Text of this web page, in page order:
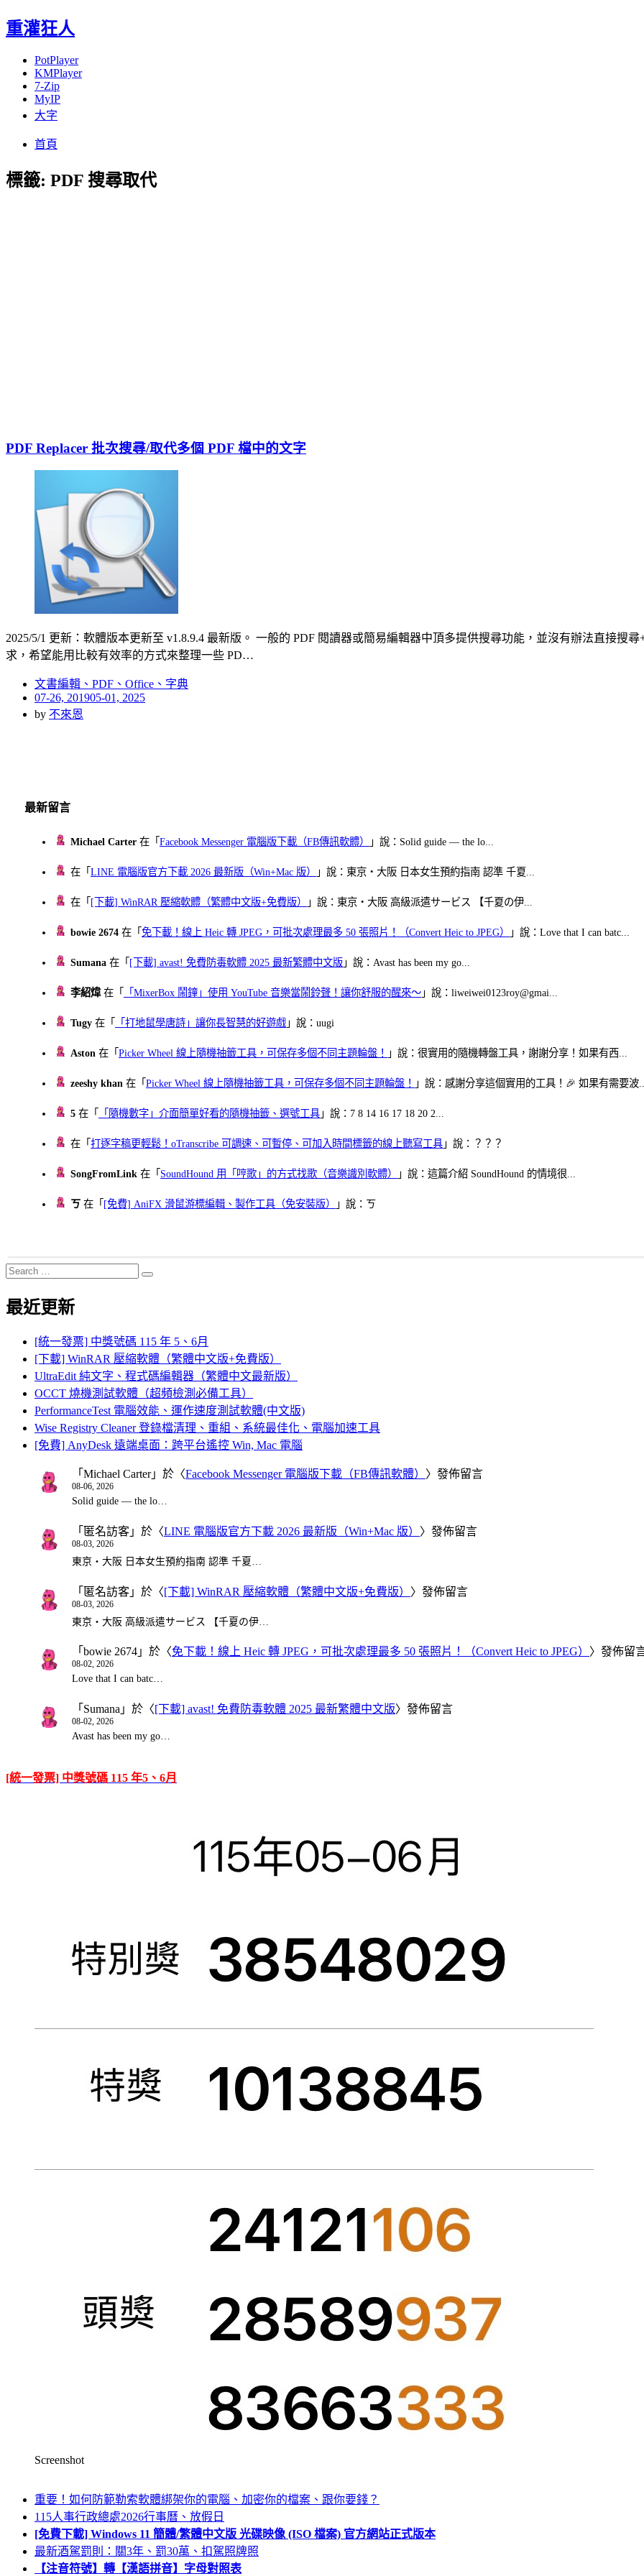
重灌狂人
PotPlayer
KMPlayer
7-Zip
MyIP
大字
首頁
標籤: PDF 搜尋取代
PDF Replacer 批次搜尋/取代多個 PDF 檔中的文字
2025/5/1 更新：軟體版本更新至 v1.8.9.4 最新版。 一般的 PDF 閱讀器或簡易編輯器中頂多提供搜尋功能，並沒有辦法直接搜
求，希望能用比較有效率的方式來整理一些 PD…
文書編輯、PDF、Office、字典
Posted
on
07-26, 201905-01, 2025
by 不來恩
最新留言
Michael Carter 在「Facebook Messenger 電腦版下載（FB傳訊軟體） 」說：Solid guide — the lo...
在「LINE 電腦版官方下載 2026 最新版（Win+Mac 版） 」說：東京・大阪 日本女生預約指南 認準 千夏...
在「 [下載] WinRAR 壓縮軟體（繁體中文版+免費版） 」說：東京・大阪 高級派遣サービス 【千夏の伊...
bowie 2674 在「免下載！線上 Heic 轉 JPEG，可批次處理最多 50 張照片！（Convert Heic to JPEG） 」說：Love that I can batc...
Sumana 在「 [下載] avast! 免費防毒軟體 2025 最新繁體中文版 」說：Avast has been my go...
李紹煒在「 「MixerBox 鬧鐘」使用 YouTube 音樂當鬧鈴聲！讓你舒服的醒來～ 」說：liweiwei0123roy@gmai...
Tugy 在「 「打地鼠學唐詩」讓你長智慧的好遊戲 」說：uugi
Aston 在「Picker Wheel 線上隨機抽籤工具，可保存多個不同主題輪盤！ 」說：很實用的隨機轉盤工具，謝謝分享！如果有西...
zeeshy khan 在「Picker Wheel 線上隨機抽籤工具，可保存多個不同主題輪盤！ 」說：感謝分享這個實用的工具！🎉 如果有需要波
5 在「 「隨機數字」介面簡單好看的隨機抽籤、選號工具 」說：7 8 14 16 17 18 20 2...
在「打逐字稿更輕鬆！oTranscribe 可調速、可暫停、可加入時間標籤的線上聽寫工具 」說：？？？
SongFromLink 在「 SoundHound 用「哼歌」的方式找歌（音樂識別軟體） 」說：這篇介紹 SoundHound 的情境很...
ㄎ 在「 [免費] AniFX 滑鼠游標編輯、製作工具（免安裝版） 」說：ㄎ
Search
for:
Search
最近更新
[統一發票] 中獎號碼 115 年 5、6月
[下載] WinRAR 壓縮軟體（繁體中文版+免費版）
UltraEdit 純文字、程式碼編輯器（繁體中文最新版）
OCCT 燒機測試軟體（超頻檢測必備工具）
PerformanceTest 電腦效能、運作速度測試軟體(中文版)
Wise Registry Cleaner 登錄檔清理、重組、系統最佳化、電腦加速工具
[免費] AnyDesk 遠端桌面：跨平台遙控 Win, Mac 電腦
「 Michael Carter」於〈Facebook Messenger 電腦版下載（FB傳訊軟體） 〉發佈留言
08-06, 2026
Solid guide — the lo…
「 匿名訪客 」於〈LINE 電腦版官方下載 2026 最新版（Win+Mac 版） 〉發佈留言
08-03, 2026
東京・大阪 日本女生預約指南 認準 千夏…
「 匿名訪客 」於〈[下載] WinRAR 壓縮軟體（繁體中文版+免費版） 〉發佈留言
08-03, 2026
東京・大阪 高級派遣サービス 【千夏の伊…
「 bowie 2674 」於〈免下載！線上 Heic 轉 JPEG，可批次處理最多 50 張照片！（Convert Heic to JPEG） 〉發佈留
08-02, 2026
Love that I can batc…
「 Sumana 」於〈[下載] avast! 免費防毒軟體 2025 最新繁體中文版〉發佈留言
08-02, 2026
Avast has been my go…
[統一發票] 中獎號碼 115 年5、6月
Screenshot
重要！如何防範勒索軟體綁架你的電腦、加密你的檔案、跟你要錢？
115人事行政總處2026行事曆、放假日
[免費下載] Windows 11 簡體/繁體中文版 光碟映像 (ISO 檔案) 官方網站正式版本
最新酒駕罰則：關3年、罰30萬、扣駕照牌照
【注音符號】轉【漢語拼音】字母對照表